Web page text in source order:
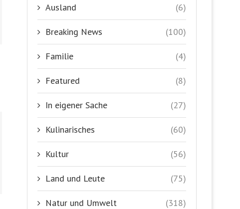
Ausland (6)
Breaking News (100)
Familie (4)
Featured (8)
In eigener Sache (27)
Kulinarisches (60)
Kultur (56)
Land und Leute (75)
Natur und Umwelt (318)